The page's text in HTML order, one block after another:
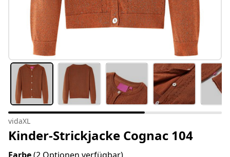
vidaXL
Kinder-Strickjacke Cognac 104